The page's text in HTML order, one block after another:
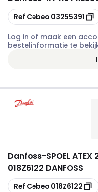
Kopiëren
Ref Cebeo 03255391
Log in of maak een
bestelinformatie te
Danfoss-SPOEL ATEX
018Z6122 DANFOSS
Kopiëren
Ref Cebeo 018Z6122